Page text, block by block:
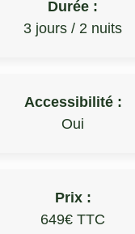
Durée :
3 jours / 2 nuits
Accessibilité :
Oui
Prix :
649€ TTC